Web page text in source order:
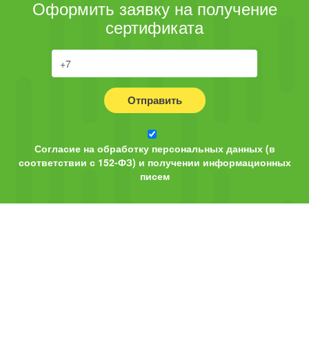
Оформить заявку на получение
сертификата
Отправить
Согласие на обработку персональных данных (в
соответствии с 152-ФЗ) и получении информационных
писем